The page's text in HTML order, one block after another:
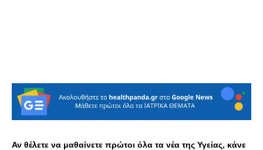
Αν θέλετε να μαθαίνετε πρώτοι όλα τα νέα της Υγείας, κάνε